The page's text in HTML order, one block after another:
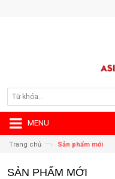
MENU
Trang chủ —› Sản phẩm mới
SẢN PHẨM MỚI